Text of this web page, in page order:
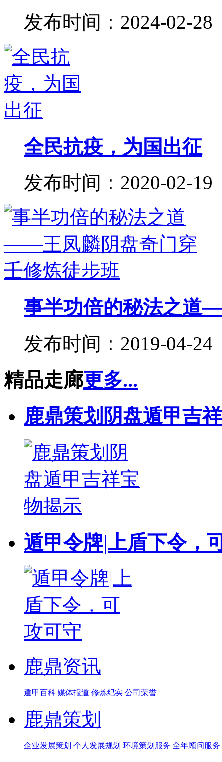
发布时间：2024-02-28
全民抗疫，为国出征
发布时间：2020-02-19
事半功倍的秘法之道
发布时间：2019-04-24
精品走廊更多...
鹿鼎策划阴盘遁甲吉
遁甲令牌|上盾下令，
鹿鼎资讯
遁甲百科 媒体报道 修炼纪实 公司荣誉
鹿鼎策划
企业发展策划 个人发展规划 环境策划服务 全年顾问服务